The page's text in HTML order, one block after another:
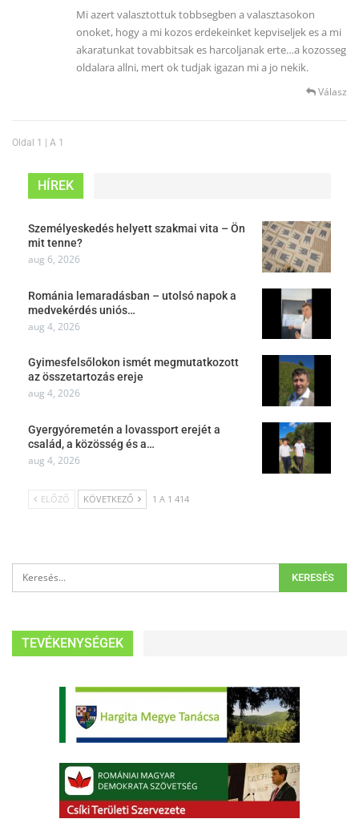
Mi azert valasztottuk tobbsegben a valasztasokon
onoket, hogy a mi kozos erdekeinket kepviseljek es a mi
akaratunkat tovabbitsak es harcoljanak erte…a kozosseg
oldalara allni, mert ok tudjak igazan mi a jo nekik.
Válasz
Oldal 1 | A 1
HÍREK
Személyeskedés helyett szakmai vita – Ön
mit tenne?
aug 6, 2026
Románia lemaradásban – utolsó napok a
medvekérdés uniós…
aug 4, 2026
Gyimesfelsőlokon ismét megmutatkozott
az összetartozás ereje
aug 4, 2026
Gyergyóremetén a lovassport erejét a
család, a közösség és a…
aug 4, 2026
ELŐZŐ KÖVETKEZŐ 1 A 1 414
TEVÉKENYSÉGEK